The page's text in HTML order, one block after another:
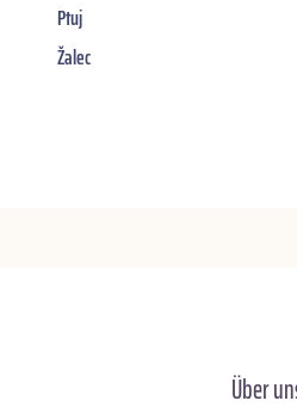
Ptuj
Žalec
Über